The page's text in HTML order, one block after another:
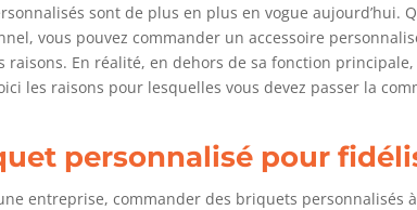
sont de plus en plus en vogue aujourd’hui.
vous pouvez commander un accessoire
raisons. En réalité, en dehors de sa fonction
les raisons pour lesquelles vous devez passer la
personnalisé pour
entreprise, commander des briquets personnalisés